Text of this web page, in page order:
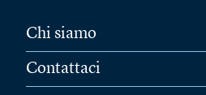
Chi siamo
Contattaci